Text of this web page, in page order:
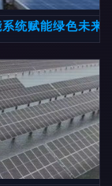
统赋能绿色未来